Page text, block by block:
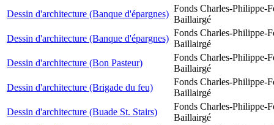
Dessin d'architecture (Banque d'épargnes)
Fonds Charles-Philippe-
Baillairgé
Dessin d'architecture (Banque d'épargnes)
Fonds Charles-Philippe-
Baillairgé
Dessin d'architecture (Bon Pasteur)
Fonds Charles-Philippe-
Baillairgé
Dessin d'architecture (Brigade du feu)
Fonds Charles-Philippe-
Baillairgé
Dessin d'architecture (Buade St. Stairs)
Fonds Charles-Philippe-
Baillairgé